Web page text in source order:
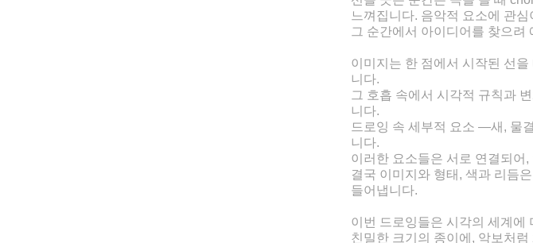
느껴집니다. 음악적 요소에 관심
그 순간에서 아이디어를 찾으려
이미지는 한 점에서 시작된 선
니다.
그 호흡 속에서 시각적 규칙과
니다.
드로잉 속 세부적 요소 —새, 물
니다.
이러한 요소들은 서로 연결되어
결국 이미지와 형태, 색과 리듬
들어냅니다.
이번 드로잉들은 시각의 세계에
친밀한 크기의 종이에, 악보처